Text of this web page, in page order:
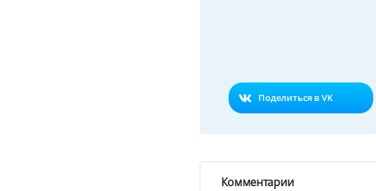
Поделиться в VK
Комментарии